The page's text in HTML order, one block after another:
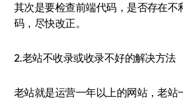
其次是要检查前端代码，是否存在不
码，尽快改正。
2.老站不收录或收录不好的解决方法
老站就是运营一年以上的网站，老站